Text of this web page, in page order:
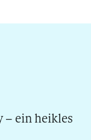
– ein heikles